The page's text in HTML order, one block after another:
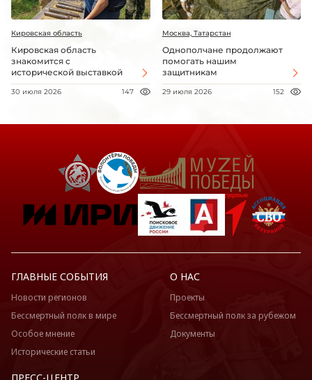
Кировская область
Кировская область
знакомится с
исторической выставкой
30 июля 2026 147
Москва, Татарстан
Однополчане продолжают
помогать нашим
защитникам
29 июля 2026 152
ГЛАВНЫЕ СОБЫТИЯ
Новости регионов
Бессмертный полк в мире
Особое мнение
Исторические статьи
О НАС
Проекты
Бессмертный полк за рубежом
Документы